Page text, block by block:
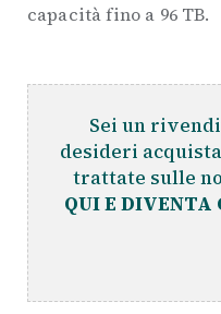
capacità fino a 96 TB.
Sei un
desideri
trattate sulle
QUI E DIVENTA